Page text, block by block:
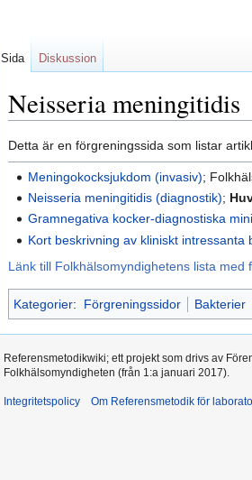
Neisseria meningitidis
Hoppa
till
navigering
Hoppa
till
sök
Detta är en förgreningssida som listar
Meningokocksjukdom (invasiv);
Neisseria meningitidis (diagnostik);
Gramnegativa kocker-diagnostiska
Kort beskrivning av kliniskt intressanta
Länk till Folkhälsomyndighetens lista
Kategorier: Förgreningssidor Bakterier
Sida Diskussion
Referensmetodikwiki; ett projekt som drivs av
Folkhälsomyndigheten (från 1:a januari 2017).
Integritetspolicy Om Referensmetodik för